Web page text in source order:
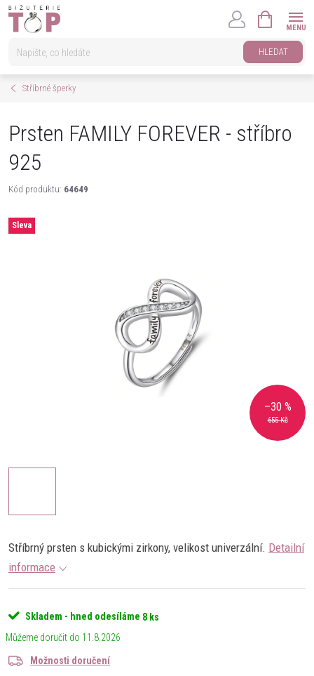
Přejít
HLEDAT
KOŠÍK
Stříbrné šperky
Prsten FAMILY FOREVER - stříbro
925
Kód produktu: 64649
Sleva
655 Kč
–30 %
Stříbrný prsten s kubickými zirkony, velikost univerzální. Detailní
informace
Skladem - hned odesíláme 8 ks
11.8.2026
Možnosti doručení